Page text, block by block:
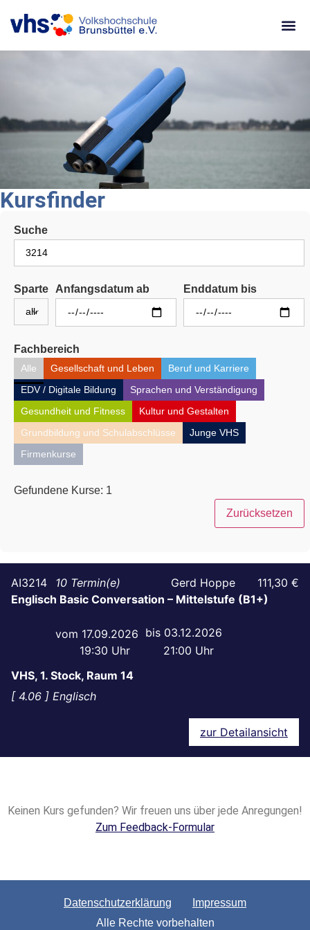
Kursfinder
Suche
Sparte Anfangsdatum ab Enddatum bis
Fachbereich
Alle Gesellschaft und Leben
Beruf und Karriere
EDV / Digitale Bildung
Sprachen und Verständigung
Gesundheit und Fitness
Kultur und Gestalten
Grundbildung und Schulabschlüsse
Junge VHS
Firmenkurse
Gefundene Kurse: 1
Zurücksetzen
Englisch Basic Conversation – Mittelstufe (B1+)
AI3214
zur Detailansicht
10
17.09.2026
19:30
03.12.2026
21:00
VHS, 1. Stock, Raum 14
4.06
Englisch
Gerd Hoppe 111,30 €
Keinen Kurs gefunden? Wir freuen uns über jede Anregungen!
Zum Feedback-Formular
Datenschutzerklärung
Impressum
Alle Rechte vorbehalten